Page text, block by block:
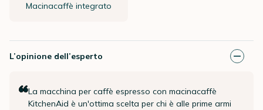
Macinacaffè integrato
L’opinione dell’esperto
La macchina per caffè espresso con macinacaffè
KitchenAid è un'ottima scelta per chi è alle prime armi